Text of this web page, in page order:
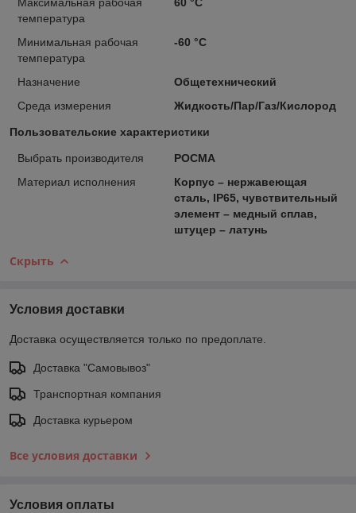
температура
Минимальная рабочая
температура
-60 °С
Назначение
Общетехнический
Среда измерения
Жидкость/Пар/Газ/Кислород
Пользовательские характеристики
Выбрать производителя
РОСМА
Материал исполнения
Корпус – нержавеющая
сталь, IP65, чувствительный
элемент – медный сплав,
штуцер – латунь
Скрыть
Условия доставки
Доставка осуществляется только по предоплате.
Доставка "Самовывоз"
Транспортная компания
Доставка курьером
Все условия доставки
Условия оплаты